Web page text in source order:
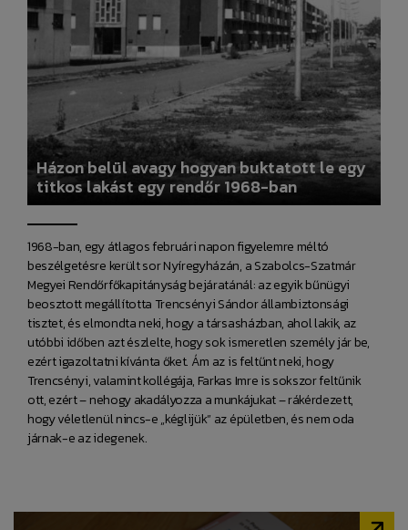
Házon belül avagy hogyan buktatott le egy
titkos lakást egy rendőr 1968-ban
1968-ban, egy átlagos februári napon figyelemre méltó
beszélgetésre került sor Nyíregyházán, a Szabolcs-Szatmár
Megyei Rendőrfőkapitányság bejáratánál: az egyik bűnügyi
beosztott megállította Trencsényi Sándor állambiztonsági
tisztet, és elmondta neki, hogy a társasházban, ahol lakik, az
utóbbi időben azt észlelte, hogy sok ismeretlen személy jár be,
ezért igazoltatni kívánta őket. Ám az is feltűnt neki, hogy
Trencsényi, valamint kollégája, Farkas Imre is sokszor feltűnik
ott, ezért – nehogy akadályozza a munkájukat – rákérdezett,
hogy véletlenül nincs-e „kéglijük” az épületben, és nem oda
járnak-e az idegenek.